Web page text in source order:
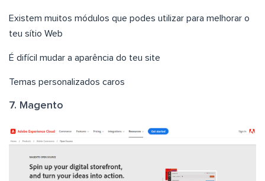
Existem muitos módulos que podes utilizar para melhorar o
teu sítio Web
É difícil mudar a aparência do teu site
Temas personalizados caros
7. Magento